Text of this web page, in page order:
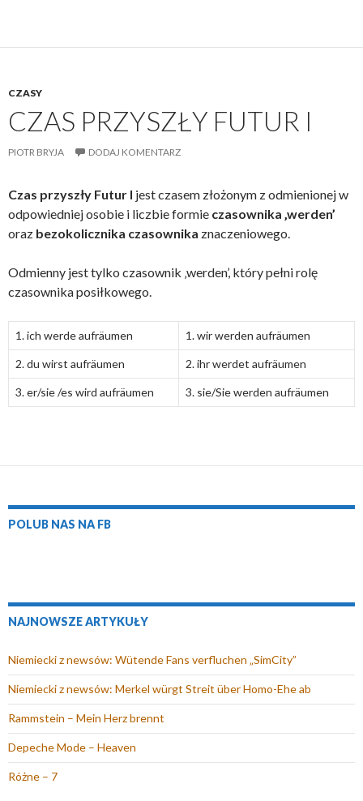
CZASY
CZAS PRZYSZŁY FUTUR I
PIOTR BRYJA DODAJ KOMENTARZ
Czas przyszły Futur I jest czasem złożonym z odmienionej w
odpowiedniej osobie i liczbie formie czasownika ‚werden’
oraz bezokolicznika czasownika znaczeniowego.
Odmienny jest tylko czasownik ‚werden’, który pełni rolę
czasownika posiłkowego.
1. ich werde aufräumen 1. wir werden aufräumen
2. du wirst aufräumen 2. ihr werdet aufräumen
3. er/sie /es wird aufräumen 3. sie/Sie werden aufräumen
POLUB NAS NA FB
NAJNOWSZE ARTYKUŁY
Niemiecki z newsów: Wütende Fans verfluchen „SimCity”
Niemiecki z newsów: Merkel würgt Streit über Homo-Ehe ab
Rammstein – Mein Herz brennt
Depeche Mode – Heaven
Różne – 7